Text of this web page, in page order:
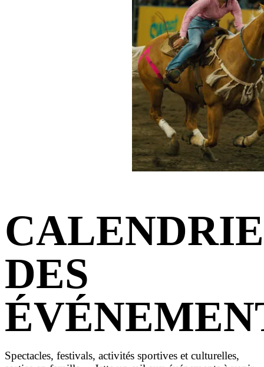
DES
Spectacles, festivals, activités sportives et culturelles,